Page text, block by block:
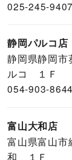
025-245-9407
静岡パルコ店
静岡県静岡市
ルコ １Ｆ
054-903-8644
富山大和店
富山県富山市
和 １Ｆ